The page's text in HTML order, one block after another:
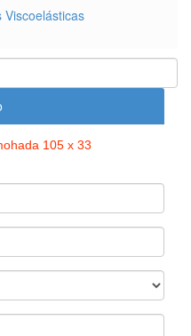
Viscoelásticas
105 x 33